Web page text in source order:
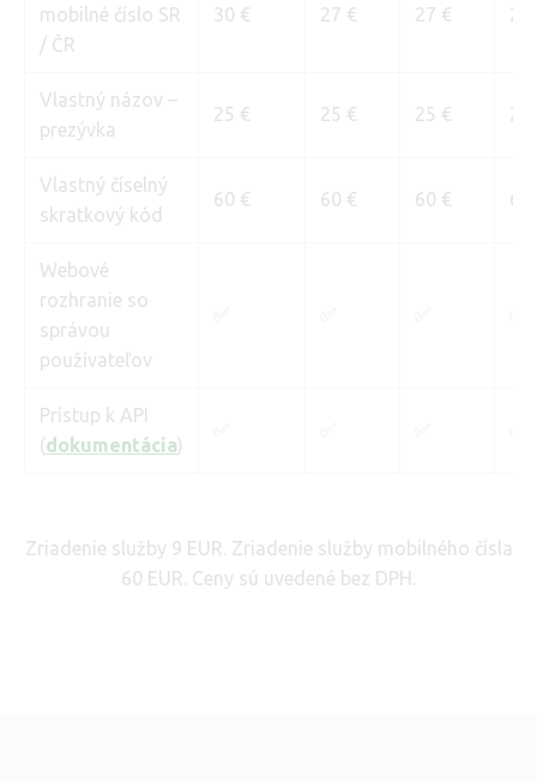
mobilné číslo SR
/ ČR
30 € 27 € 27 € 27
Vlastný názov –
prezývka
25 € 25 € 25 € 25
Vlastný číselný
skratkový kód
60 € 60 € 60 € 60
Webové
rozhranie so
správou
používateľov
Prístup k API
(dokumentácia)
Zriadenie služby 9 EUR. Zriadenie služby mobilného čísla
60 EUR. Ceny sú uvedené bez DPH.